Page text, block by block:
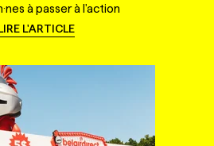
à passer à l'action
L'ARTICLE